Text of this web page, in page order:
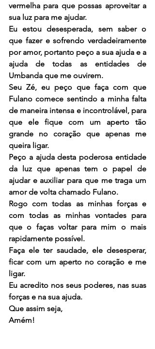
vermelha para que possas aproveitar a
sua luz para me ajudar.
Eu estou desesperada, sem saber o
que fazer e sofrendo verdadeiramente
por amor, portanto peço a sua ajuda e a
ajuda de todas as entidades de
Umbanda que me ouvirem.
Seu Zé, eu peço que faça com que
Fulano comece sentindo a minha falta
de maneira intensa e incontrolável, para
que ele fique com um aperto tão
grande no coração que apenas me
queira ligar.
Peço a ajuda desta poderosa entidade
da luz que apenas tem o papel de
ajudar e auxiliar para que me traga um
amor de volta chamado Fulano.
Rogo com todas as minhas forças e
com todas as minhas vontades para
que o faças voltar para mim o mais
rapidamente possível.
Faça ele ter saudade, ele desesperar,
ficar com um aperto no coração e me
ligar.
Eu acredito nos seus poderes, nas suas
forças e na sua ajuda.
Que assim seja,
Amém!